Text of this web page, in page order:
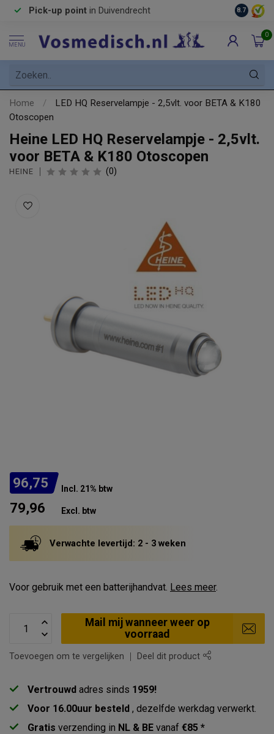
Pick-up point in Duivendrecht 8.7
MENU
0
Home /
LED HQ Reservelampje - 2,5vlt. voor BETA & K180
Otoscopen
Heine LED HQ Reservelampje - 2,5vlt.
voor BETA & K180 Otoscopen
HEINE (0)
96,75 Incl. 21% btw
79,96 Excl. btw
Verwachte levertijd: 2 - 3 weken
Voor gebruik met een batterijhandvat. Lees meer.
Mail mij wanneer weer op
voorraad
Toevoegen om te vergelijken Deel dit product
Vertrouwd adres sinds 1959!
Voor 16.00uur besteld , dezelfde werkdag verwerkt.
Gratis verzending in NL & BE vanaf €85 *